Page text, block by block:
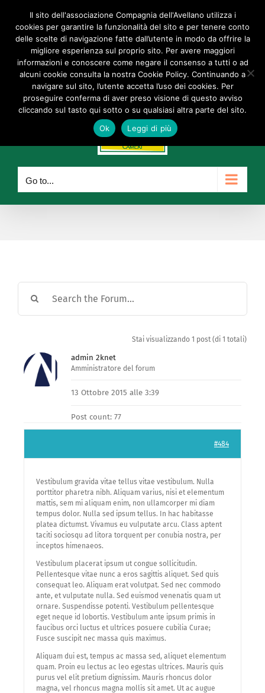
content
FacebookInstagramYouTube
info@compagniadellavellano.org
Go to...
Stai visualizzando 1 post (di 1 totali)
admin 2knet
Amministratore del forum
13 Ottobre 2015 alle 3:39
Post count: 77
#484
Vestibulum gravida vitae tellus vitae vestibulum. Nulla
porttitor pharetra nibh. Aliquam varius, nisi et elementum
mattis, sem mi aliquam enim, non ullamcorper mi diam
tempus dolor. Nulla sed ipsum tellus. In hac habitasse
platea dictumst. Vivamus eu vulputate arcu. Class aptent
taciti sociosqu ad litora torquent per conubia nostra, per
inceptos himenaeos.
Vestibulum placerat ipsum ut congue sollicitudin.
Pellentesque vitae nunc a eros sagittis aliquet. Sed quis
consequat leo. Aliquam erat volutpat. Sed nec commodo
ante, et vulputate nulla. Sed euismod venenatis quam ut
ornare. Suspendisse potenti. Vestibulum pellentesque
eget neque id lobortis. Vestibulum ante ipsum primis in
faucibus orci luctus et ultrices posuere cubilia Curae;
Fusce suscipit nec massa quis maximus.
Aliquam dui est, tempus ac massa sed, aliquet elementum
quam. Proin eu lectus ac leo egestas ultrices. Mauris quis
purus vel elit pretium dignissim. Mauris rhoncus dolor
magna, vel rhoncus magna mollis sit amet. Ut ac augue
Il sito dell'associazione Compagnia dell'Avellano utilizza i
cookies per garantire la funzionalità del sito e per tenere conto
delle scelte di navigazione fatte dall’utente in modo da offrire la
migliore esperienza sul proprio sito. Per avere maggiori
informazioni e conoscere come negare il consenso a tutti o ad
alcuni cookie consulta la nostra Cookie Policy. Continuando a
navigare sul sito, l’utente accetta l’uso dei cookies. Per
proseguire conferma di aver preso visione di questo avviso
cliccando sul tasto qui sotto o su qualsiasi altra parte del sito.
Ok
Leggi di più